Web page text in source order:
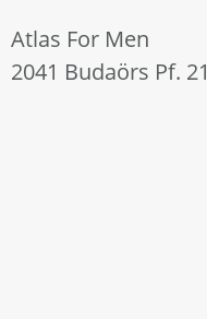
Atlas For Men
2041 Budaörs Pf. 21